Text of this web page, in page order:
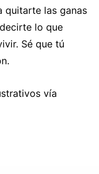
quitarte las ganas
lo que
Sé que tú
vía